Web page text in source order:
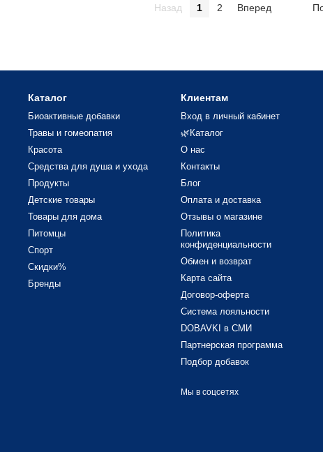
Назад 1 2 Вперед
Каталог
Биоактивные добавки
Травы и гомеопатия
Красота
Средства для душа и ухода
Продукты
Детские товары
Товары для дома
Питомцы
Спорт
Скидки%
Бренды
Клиентам
Вход в личный кабинет
🌿Каталог
О нас
Контакты
Блог
Оплата и доставка
Отзывы о магазине
Политика
конфиденциальности
Обмен и возврат
Карта сайта
Договор-оферта
Система лояльности
DOBAVKI в СМИ
Партнерская программа
Подбор добавок
Мы в соцсетях